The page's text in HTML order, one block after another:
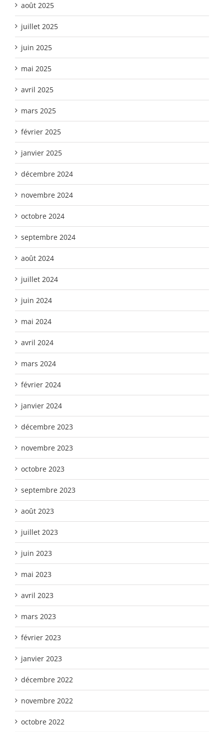
août 2025
juillet 2025
juin 2025
mai 2025
avril 2025
mars 2025
février 2025
janvier 2025
décembre 2024
novembre 2024
octobre 2024
septembre 2024
août 2024
juillet 2024
juin 2024
mai 2024
avril 2024
mars 2024
février 2024
janvier 2024
décembre 2023
novembre 2023
octobre 2023
septembre 2023
août 2023
juillet 2023
juin 2023
mai 2023
avril 2023
mars 2023
février 2023
janvier 2023
décembre 2022
novembre 2022
octobre 2022